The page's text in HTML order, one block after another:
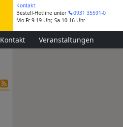
Kontakt
Bestell-Hotline unter
0931 35591-0
Mo-Fr 9-19 Uhr, Sa 10-16 Uhr
Kontakt Veranstaltungen